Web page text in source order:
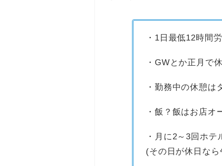
・1日最低12時間
・GWとか正月で
・勤務中の休憩は
・飯？飯はお店オ
・月に2～3回ホ
(その日が休日な